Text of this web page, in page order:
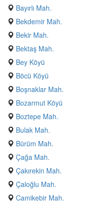
Bayırlı Mah.
Bekdemir Mah.
Bekir Mah.
Bektaş Mah.
Bey Köyü
Böcü Köyü
Boşnaklar Mah.
Bozarmut Köyü
Boztepe Mah.
Bulak Mah.
Bürüm Mah.
Çağa Mah.
Çakırekin Mah.
Çaloğlu Mah.
Camikebir Mah.